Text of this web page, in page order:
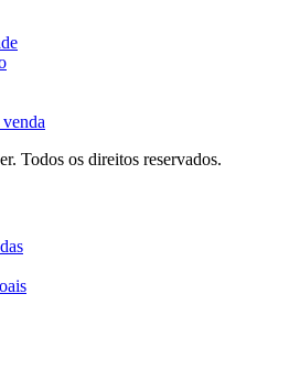
Todos os direitos reservados.